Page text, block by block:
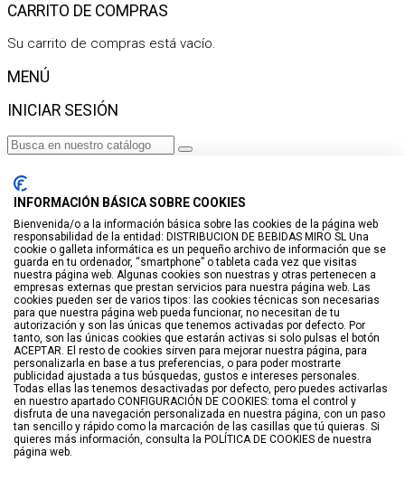
CARRITO DE COMPRAS
Su carrito de compras está vacío.
MENÚ
INICIAR SESIÓN
No se encontraron productos.
Iniciar sesión
VISTO RECIENTEMENTE
No hay productos
LISTA DE DESEOS
GUARDAR EN LISTA DE DESEOS
Crear
BUSCAR
Haga clic para más productos.
INFORMACIÓN BÁSICA SOBRE COOKIES
Bienvenida/o a la información básica sobre las cookies de la página web
responsabilidad de la entidad: DISTRIBUCION DE BEBIDAS MIRO SL Una
cookie o galleta informática es un pequeño archivo de información que se
guarda en tu ordenador, “smartphone” o tableta cada vez que visitas
nuestra página web. Algunas cookies son nuestras y otras pertenecen a
empresas externas que prestan servicios para nuestra página web. Las
cookies pueden ser de varios tipos: las cookies técnicas son necesarias
para que nuestra página web pueda funcionar, no necesitan de tu
autorización y son las únicas que tenemos activadas por defecto. Por
tanto, son las únicas cookies que estarán activas si solo pulsas el botón
ACEPTAR. El resto de cookies sirven para mejorar nuestra página, para
personalizarla en base a tus preferencias, o para poder mostrarte
publicidad ajustada a tus búsquedas, gustos e intereses personales.
Todas ellas las tenemos desactivadas por defecto, pero puedes activarlas
en nuestro apartado CONFIGURACIÓN DE COOKIES: toma el control y
disfruta de una navegación personalizada en nuestra página, con un paso
tan sencillo y rápido como la marcación de las casillas que tú quieras. Si
quieres más información, consulta la POLÍTICA DE COOKIES de nuestra
página web.